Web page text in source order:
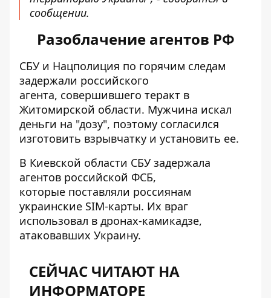
сообщении.
Разоблачение агентов РФ
СБУ и Нацполиция по горячим следам
задержали российского
агента, совершившего теракт в
Житомирской области. Мужчина искал
деньги на "дозу", поэтому согласился
изготовить взрывчатку и установить ее.
В Киевской области СБУ задержала
агентов российской ФСБ,
которые поставляли россиянам
украинские SIM-карты. Их враг
использовал в дронах-камикадзе,
атаковавших Украину.
СЕЙЧАС ЧИТАЮТ НА
ИНФОРМАТОРЕ